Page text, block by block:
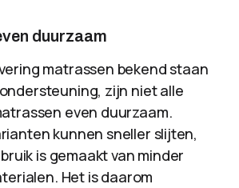
duurzaam
matrassen bekend staan
zijn niet alle
even duurzaam.
kunnen sneller slijten,
is gemaakt van minder
Het is daarom